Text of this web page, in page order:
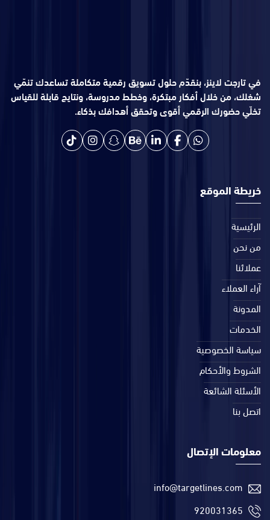
في تارجت لاينز، بنقدّم حلول تسويق رقمية متكاملة تساعدك تنمّي
شغلك، من خلال أفكار مبتكرة، وخطط مدروسة، ونتايج قابلة للقياس
تخلّي حضورك الرقمي أقوى وتحقق أهدافك بذكاء.
خريطة الموقع
الرئيسية
من نحن
عملائنا
آراء العملاء
المدونة
الخدمات
سياسة الخصوصية
الشروط والأحكام
الأسئلة الشائعة
اتصل بنا
معلومات الإتصال
info@targetlines.com
920031365